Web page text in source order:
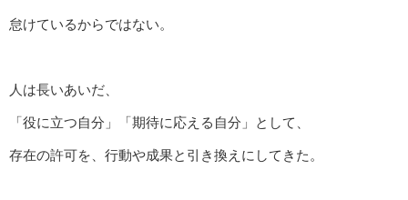
怠けているからではない。
人は長いあいだ、
「役に立つ自分」「期待に応える自分」として、
存在の許可を、行動や成果と引き換えにしてきた。